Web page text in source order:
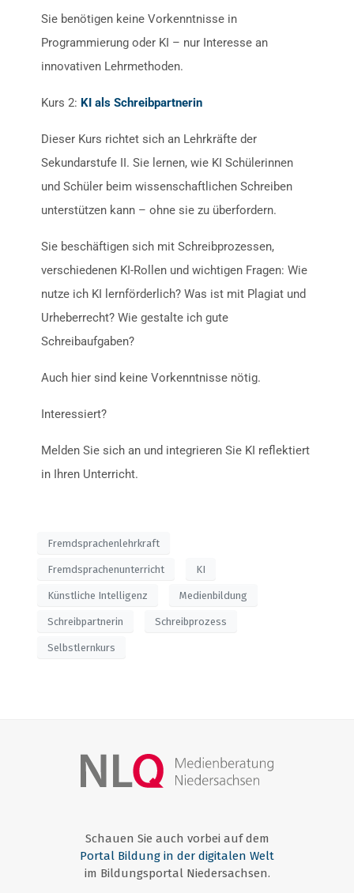
Sie benötigen keine Vorkenntnisse in
Programmierung oder KI – nur Interesse an
innovativen Lehrmethoden.
Kurs 2: KI als Schreibpartnerin
Dieser Kurs richtet sich an Lehrkräfte der
Sekundarstufe II. Sie lernen, wie KI Schülerinnen
und Schüler beim wissenschaftlichen Schreiben
unterstützen kann – ohne sie zu überfordern.
Sie beschäftigen sich mit Schreibprozessen,
verschiedenen KI-Rollen und wichtigen Fragen: Wie
nutze ich KI lernförderlich? Was ist mit Plagiat und
Urheberrecht? Wie gestalte ich gute
Schreibaufgaben?
Auch hier sind keine Vorkenntnisse nötig.
Interessiert?
Melden Sie sich an und integrieren Sie KI reflektiert
in Ihren Unterricht.
Fremdsprachenlehrkraft
Fremdsprachenunterricht KI
Künstliche Intelligenz Medienbildung
Schreibpartnerin Schreibprozess
Selbstlernkurs
Schauen Sie auch vorbei auf dem
Portal Bildung in der digitalen Welt
im Bildungsportal Niedersachsen.